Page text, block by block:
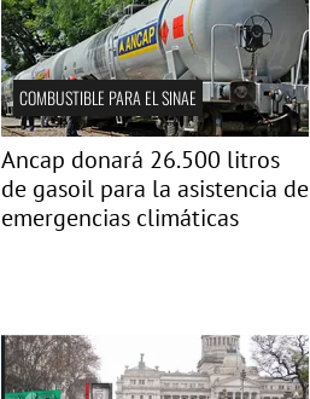
COMBUSTIBLE PARA EL SINAE
Ancap donará 26.500 litros
de gasoil para la asistencia de
emergencias climáticas